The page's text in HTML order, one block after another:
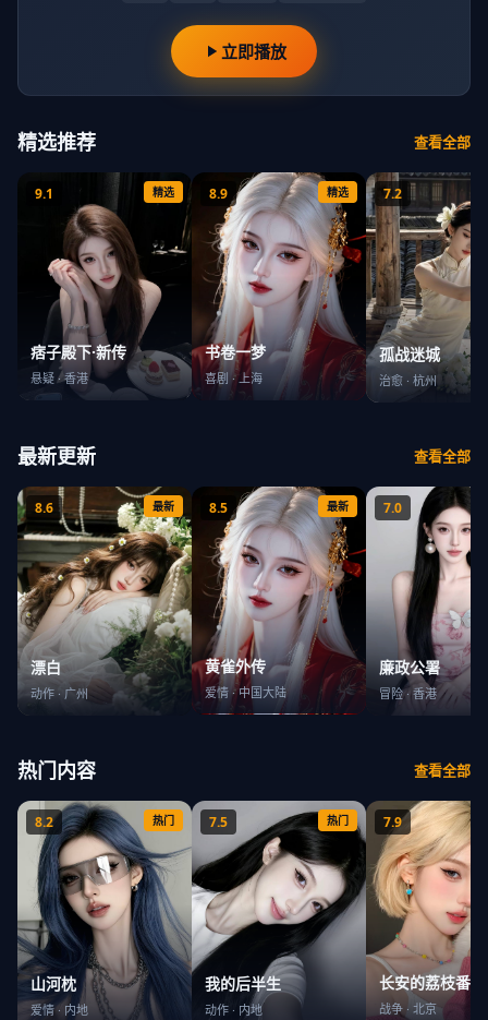
立即播放
精选推荐 查看全部
9.1 精选
痞子殿下·新传
悬疑 ·香港
8.9 精选
书卷一梦
喜剧 ·上海
7.2
孤战迷城
治愈 · 杭州
最新更新 查看全部
8.6 最新
漂白
动作 · 广州
8.5 最新
黄雀外传
爱情·中国大陆
7.0
廉政公署
冒险·香港
热门内容 查看全部
8.2 热门
山河枕
爱情· 内地
7.5 热门
我的后半生
动作 · 内地
7.9
长安的荔枝番外
战争 · 北京